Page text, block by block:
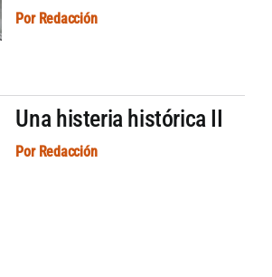
Por Redacción
Una histeria histórica II
Por Redacción